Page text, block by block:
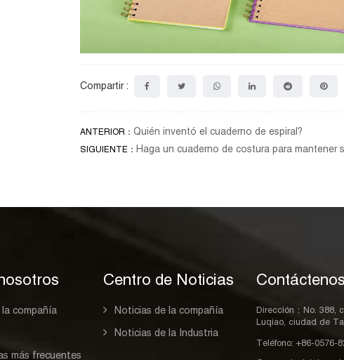
Compartir :
ANTERIOR： Quién inventó el cuaderno de espiral?
SIGUIENTE： Haga un cuaderno de costura para mantener
la compañía
más frecuentes
Centro de Noticias
Noticias de la compañía
Noticias de la Industria
Contáctenos
Dirección：No. 388,
Luqiao, ciudad de
Teléfono: +86-0576-